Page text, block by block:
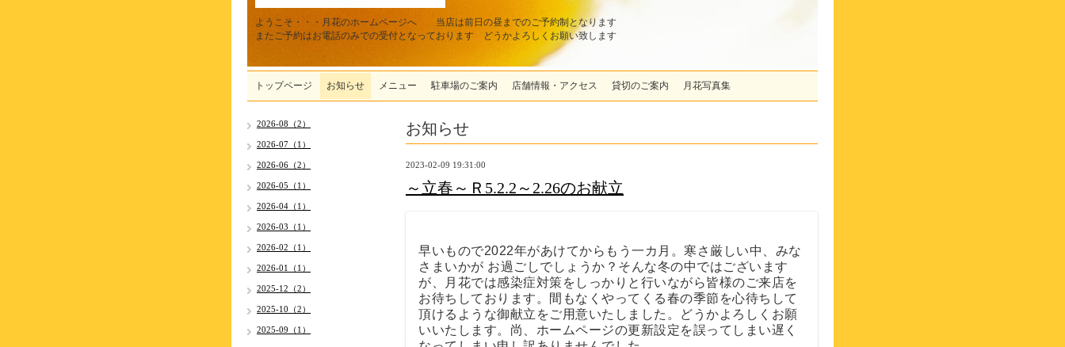
ようこそ・・・月花のホームページへ 当店は前日の昼までのご予約制となります
またご予約はお電話のみでの受付となっております どうかよろしくお願い致します
トップページ お知らせ メニュー 駐車場のご案内 店舗情報・アクセス 貸切のご案内 月花写真集
お知らせ
2023-02-09 19:31:00
～立春～Ｒ5.2.2～2.26のお献立
早いもので2022年があけてからもう一カ月。寒さ厳しい中、みな
さまいかが お過ごしでしょうか？そんな冬の中ではございます
が、月花では感染症対策をしっかりと行いながら皆様のご来店を
お待ちしております。間もなくやってくる春の季節を心待ちして
頂けるような御献立をご用意いたしました。どうかよろしくお願
いいたします。尚、ホームページの更新設定を誤ってしまい遅く
2026-08（2）
2026-07（1）
2026-06（2）
2026-05（1）
2026-04（1）
2026-03（1）
2026-02（1）
2026-01（1）
2025-12（2）
2025-10（2）
2025-09（1）